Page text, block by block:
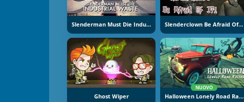
Slenderman Must Die Industrial Waste Slenderclown Be Afraid Of It
Ghost Wiper
NUOVO
Halloween Lonely Road Racing